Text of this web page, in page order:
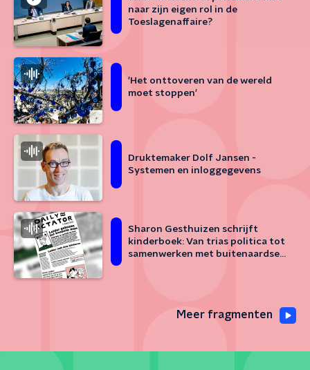
naar zijn eigen rol in de
Toeslagenaffaire?
'Het onttoveren van de wereld
moet stoppen'
Druktemaker Dolf Jansen -
Systemen en inloggegevens
Sharon Gesthuizen schrijft
kinderboek: Van trias politica tot
samenwerken met buitenaardse
Meer fragmenten